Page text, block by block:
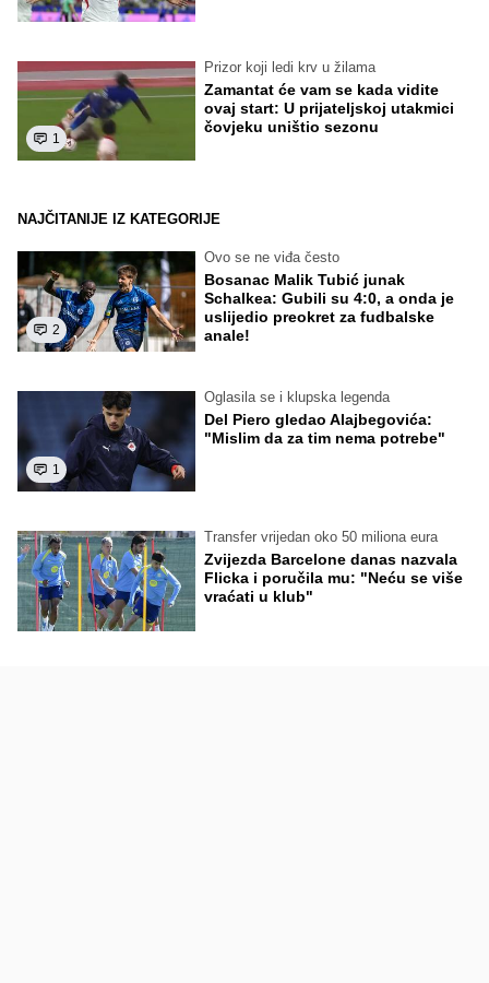
1
Prizor koji ledi krv u žilama
Zamantat će vam se kada vidite
ovaj start: U prijateljskoj utakmici
čovjeku uništio sezonu
NAJČITANIJE IZ KATEGORIJE
2
Ovo se ne viđa često
Bosanac Malik Tubić junak
Schalkea: Gubili su 4:0, a onda je
uslijedio preokret za fudbalske
anale!
1
Oglasila se i klupska legenda
Del Piero gledao Alajbegovića:
"Mislim da za tim nema potrebe"
Transfer vrijedan oko 50 miliona eura
Zvijezda Barcelone danas nazvala
Flicka i poručila mu: "Neću se više
vraćati u klub"